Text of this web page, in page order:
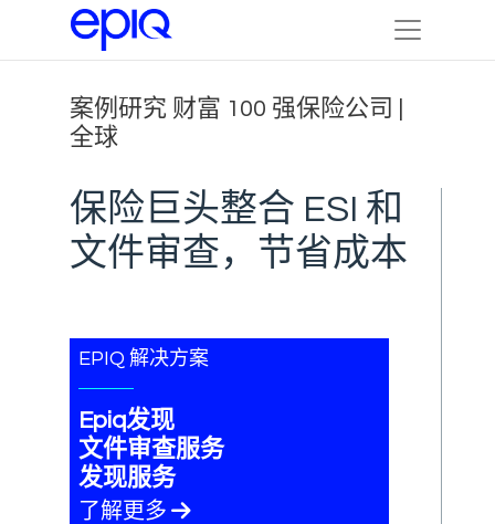
案例研究 财富 100 强保险公司 |
全球
保险巨头整合 ESI 和
文件审查，节省成本
EPIQ 解决方案
Epiq发现
文件审查服务
发现服务
了解更多